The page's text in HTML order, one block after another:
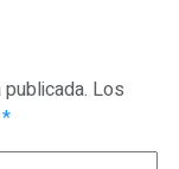
Los
*